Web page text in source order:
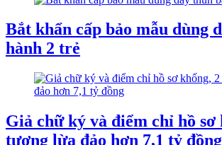
Bắt khẩn cấp bảo mẫu dùng
hành 2 trẻ
Giả chữ ký và điểm chỉ hồ sơ
tượng lừa đảo hơn 7,1 tỷ đồng